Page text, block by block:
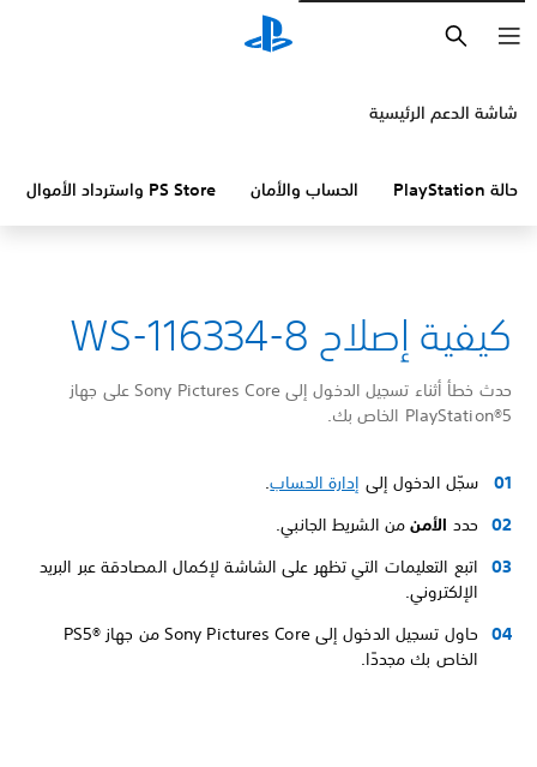
شاشة الدعم الرئيسية
حالة PlayStation الحساب والأمان PS Store واسترداد الأموال
كيفية إصلاح WS-116334-8
حدث خطأ أثناء تسجيل الدخول إلى Sony Pictures Core على جهاز
PlayStation®5‏ الخاص بك.
سجّل الدخول إلى إدارة الحساب.
حدد الأمنمن الشريط الجانبي.
اتبع التعليمات التي تظهر على الشاشة لإكمال المصادقة عبر البريد
الإلكتروني.
حاول تسجيل الدخول إلى Sony Pictures Core من جهاز PS5®‎
الخاص بك مجددًا.